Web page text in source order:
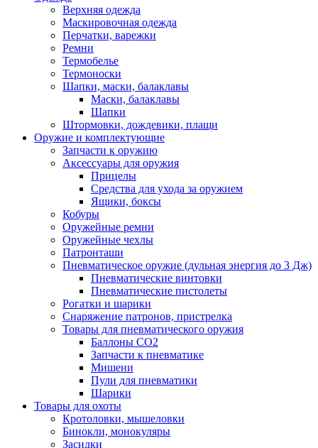
Верхняя одежда
Маскировочная одежда
Перчатки, варежки
Ремни
Термобелье
Термоноски
Шапки, маски, балаклавы
Маски, балаклавы
Шапки
Штормовки, дождевики, плащи
Оружие и комплектующие
Запчасти к оружию
Аксессуары для оружия
Прицелы
Средства для ухода за оружием
Ящики, боксы
Кобуры
Оружейные ремни
Оружейные чехлы
Патронташи
Пневматическое оружие (дульная энергия до 3 Дж)
Пневматические винтовки
Пневматические пистолеты
Рогатки и шарики
Снаряжение патронов, пристрелка
Товары для пневматического оружия
Баллоны СО2
Запчасти к пневматике
Мишени
Пули для пневматики
Шарики
Товары для охоты
Кротоловки, мышеловки
Бинокли, монокуляры
Засидки